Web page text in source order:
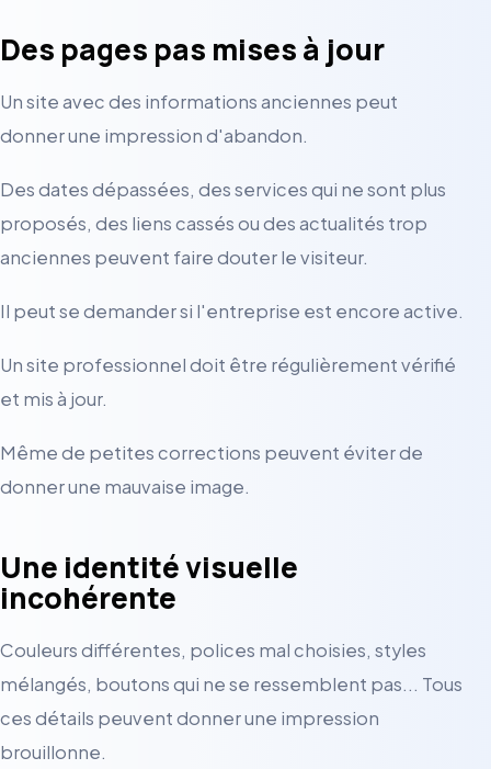
Des pages pas mises à jour
Un site avec des informations anciennes peut
donner une impression d'abandon.
Des dates dépassées, des services qui ne sont plus
proposés, des liens cassés ou des actualités trop
anciennes peuvent faire douter le visiteur.
Il peut se demander si l'entreprise est encore active.
Un site professionnel doit être régulièrement vérifié
et mis à jour.
Même de petites corrections peuvent éviter de
donner une mauvaise image.
Une identité visuelle
incohérente
Couleurs différentes, polices mal choisies, styles
mélangés, boutons qui ne se ressemblent pas... Tous
ces détails peuvent donner une impression
brouillonne.